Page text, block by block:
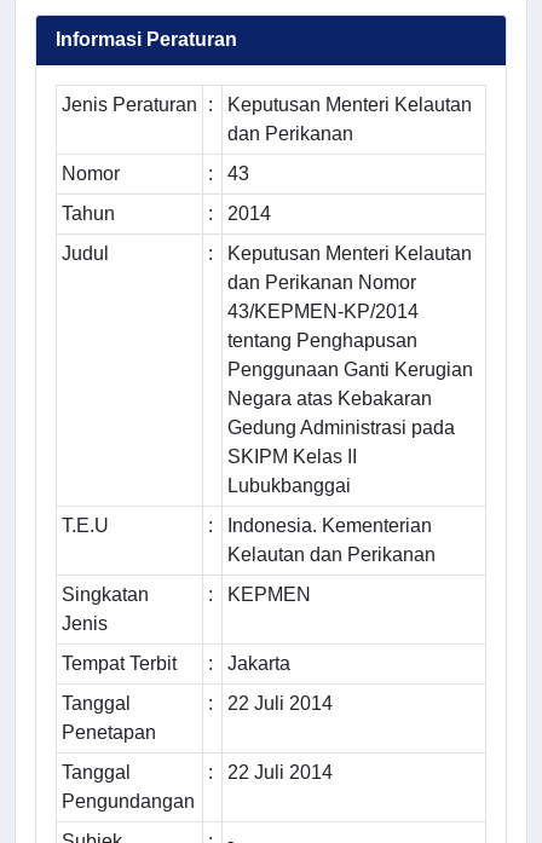
Informasi Peraturan
Jenis Peraturan :
Keputusan Menteri Kelautan
dan Perikanan
Nomor
:
43
Tahun
:
2014
Judul
:
Keputusan Menteri Kelautan
dan Perikanan Nomor
43/KEPMEN-KP/2014
tentang Penghapusan
Penggunaan Ganti Kerugian
Negara atas Kebakaran
Gedung Administrasi pada
SKIPM Kelas II
Lubukbanggai
T.E.U
:
Indonesia. Kementerian
Kelautan dan Perikanan
Singkatan
Jenis
: KEPMEN
Tempat Terbit :
Jakarta
Tanggal
Penetapan
: 22 Juli 2014
Tanggal
Pengundangan
: 22 Juli 2014